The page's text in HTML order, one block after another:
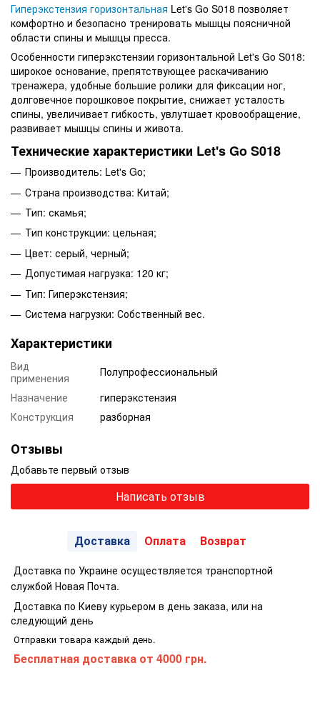
Гиперэкстензия горизонтальная Let's Go S018 позволяет
комфортно и безопасно тренировать мышцы поясничной
области спины и мышцы пресса.
Особенности гиперэкстензии горизонтальной Let's Go S018:
широкое основание, препятствующее раскачиванию
тренажера, удобные большие ролики для фиксации ног,
долговечное порошковое покрытие, снижает усталость
спины, увеличивает гибкость, увлутшает кровообращение,
развивает мышцы спины и живота.
Технические характеристики Let's Go S018
Производитель: Let's Go;
Страна производства: Китай;
Тип: скамья;
Тип конструкции: цельная;
Цвет: серый, черный;
Допустимая нагрузка: 120 кг;
Тип: Гиперэкстензия;
Система нагрузки: Собственный вес.
Характеристики
Вид
применения
Полупрофессиональный
Назначение
гиперэкстензия
Конструкция
разборная
Отзывы
Добавьте первый отзыв
Написать отзыв
Доставка Оплата Возврат
Доставка по Украине осуществляется транспортной
службой Новая Почта.
Доставка по Киеву курьером в день заказа, или на
следующий день
Отправки товара каждый день.
Бесплатная доставка от 4000 грн.